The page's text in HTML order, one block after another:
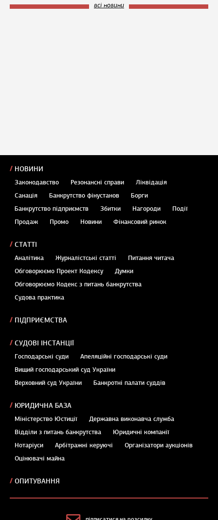
всі новини
НОВИНИ
Законодавство Резонансні справи
Ліквідація
Санація
Банкрутство фінустанов
Борги
Банкрутство підприємств
Збитки Нагороди
Події
Продаж
Промо Новини Фінансовий ринок
СТАТТІ
Аналітика Журналістські статті
Питання читача
Обговорюємо Проект Кодексу
Думки
Обговорюємо Кодекс з питань банкрутства
Судова практика
ПІДПРИЄМСТВА
СУДОВІ ІНСТАНЦІЇ
Господарські суди
Апеляційні господарські суди
Вищий господарський суд України
Верховний суд України
Банкротні палати суддів
ЮРИДИЧНА БАЗА
Міністерство Юстиції
Державна виконавча служба
Відділи з питань банкрутства
Юридичні компанії
Нотаріуси
Арбітражні керуючі
Організатори аукціонів
Оцінювачі майна
ОПИТУВАННЯ